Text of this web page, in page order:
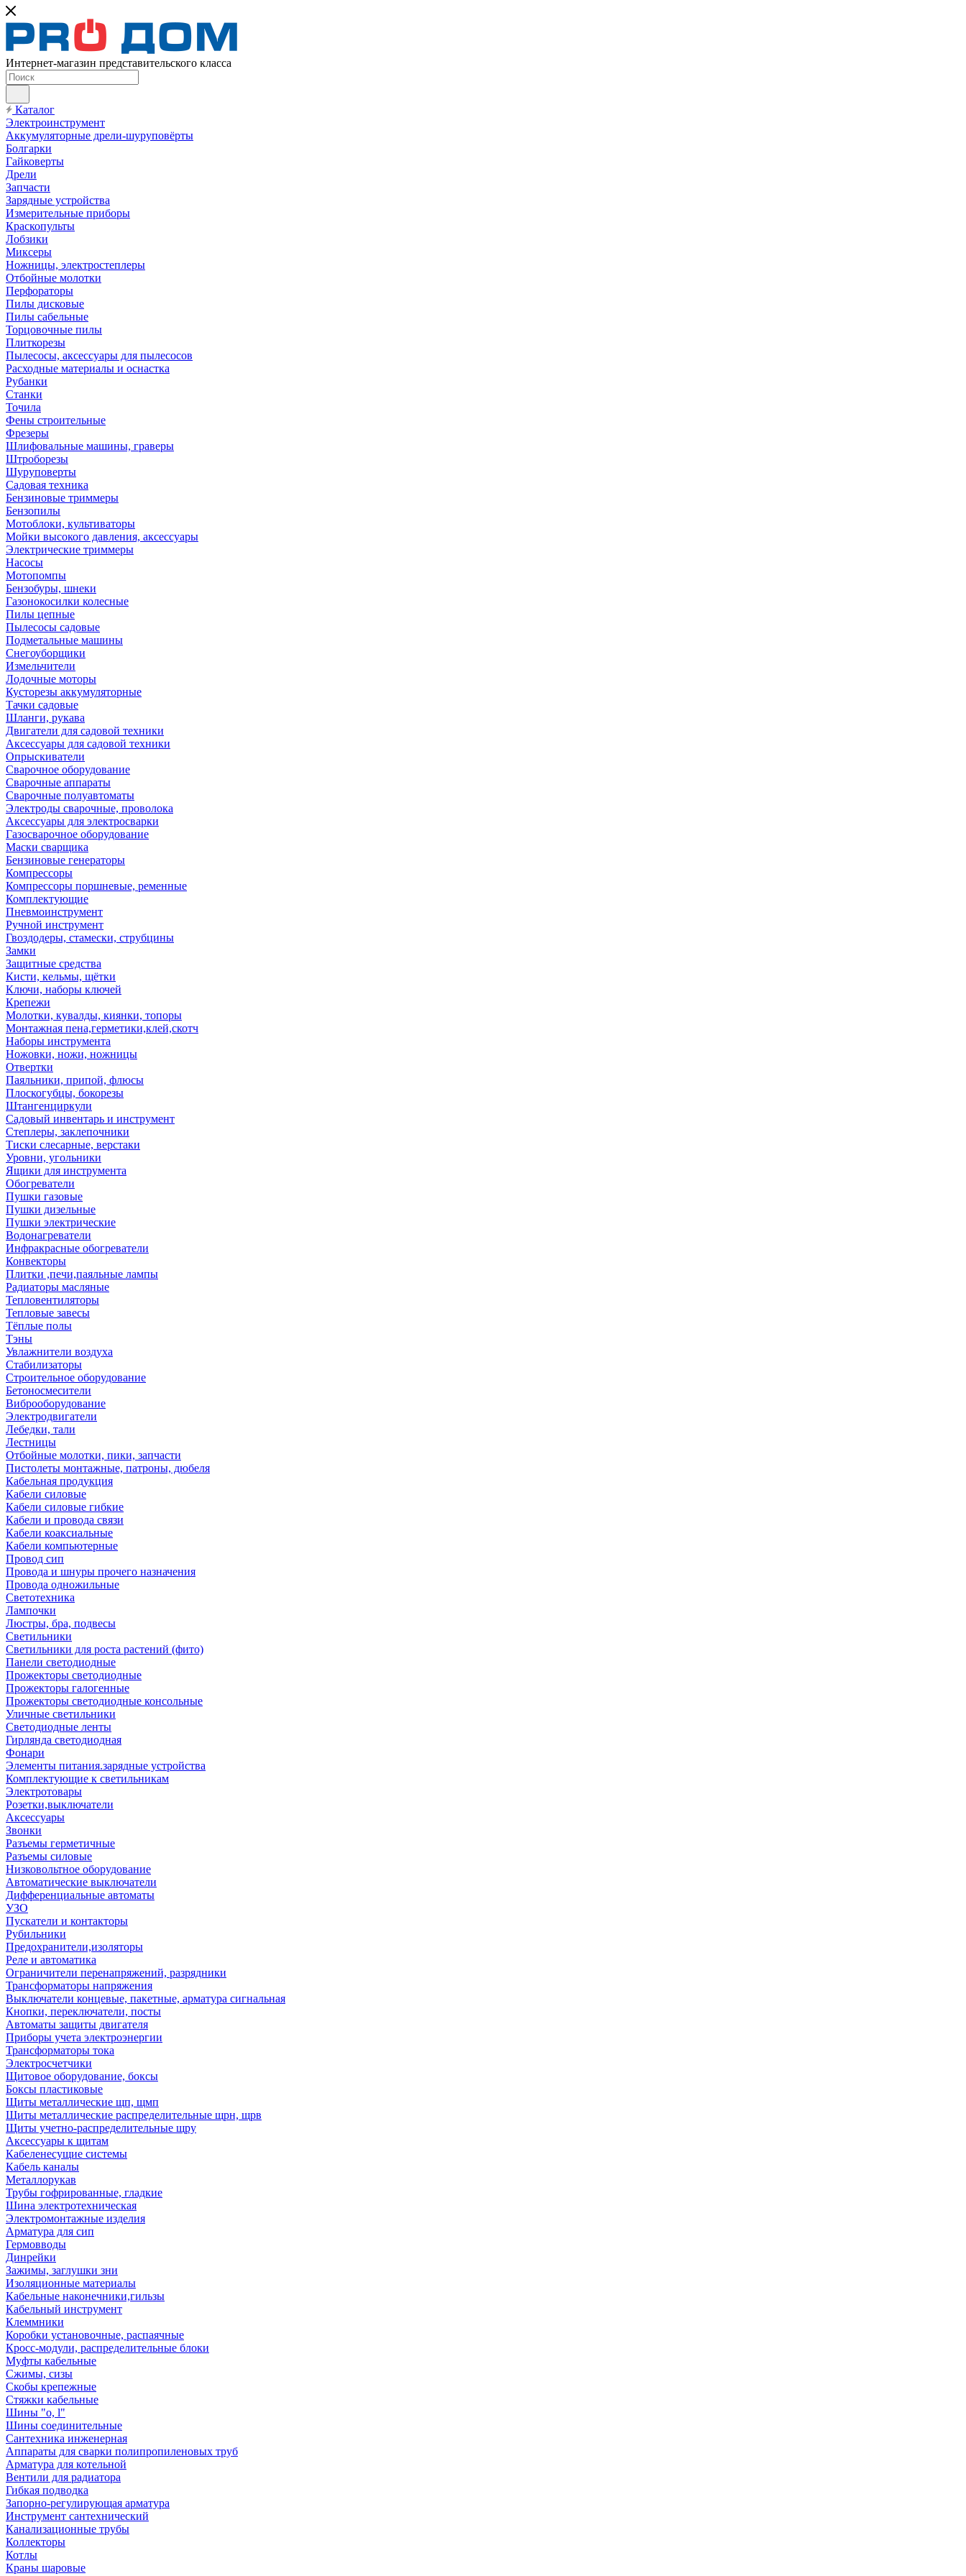
Интернет-магазин представительского класса
Каталог
Электроинструмент
Аккумуляторные дрели-шуруповёрты
Болгарки
Гайковерты
Дрели
Запчасти
Зарядные устройства
Измерительные приборы
Краскопульты
Лобзики
Миксеры
Ножницы, электростеплеры
Отбойные молотки
Перфораторы
Пилы дисковые
Пилы сабельные
Торцовочные пилы
Плиткорезы
Пылесосы, аксессуары для пылесосов
Расходные материалы и оснастка
Рубанки
Станки
Точила
Фены строительные
Фрезеры
Шлифовальные машины, граверы
Штроборезы
Шуруповерты
Садовая техника
Бензиновые триммеры
Бензопилы
Мотоблоки, культиваторы
Мойки высокого давления, аксессуары
Электрические триммеры
Насосы
Мотопомпы
Бензобуры, шнеки
Газонокосилки колесные
Пилы цепные
Пылесосы садовые
Подметальные машины
Снегоуборщики
Измельчители
Лодочные моторы
Кусторезы аккумуляторные
Тачки садовые
Шланги, рукава
Двигатели для садовой техники
Аксессуары для садовой техники
Опрыскиватели
Сварочное оборудование
Сварочные аппараты
Сварочные полуавтоматы
Электроды сварочные, проволока
Аксессуары для электросварки
Газосварочное оборудование
Маски сварщика
Бензиновые генераторы
Компрессоры
Компрессоры поршневые, ременные
Комплектующие
Пневмоинструмент
Ручной инструмент
Гвоздодеры, стамески, струбцины
Замки
Защитные средства
Кисти, кельмы, щётки
Ключи, наборы ключей
Крепежи
Молотки, кувалды, киянки, топоры
Монтажная пена,герметики,клей,скотч
Наборы инструмента
Ножовки, ножи, ножницы
Отвертки
Паяльники, припой, флюсы
Плоскогубцы, бокорезы
Штангенциркули
Садовый инвентарь и инструмент
Степлеры, заклепочники
Тиски слесарные, верстаки
Уровни, угольники
Ящики для инструмента
Обогреватели
Пушки газовые
Пушки дизельные
Пушки электрические
Водонагреватели
Инфракрасные обогреватели
Конвекторы
Плитки ,печи,паяльные лампы
Радиаторы масляные
Тепловентиляторы
Тепловые завесы
Тёплые полы
Тэны
Увлажнители воздуха
Стабилизаторы
Строительное оборудование
Бетоносмесители
Виброоборудование
Электродвигатели
Лебедки, тали
Лестницы
Отбойные молотки, пики, запчасти
Пистолеты монтажные, патроны, дюбеля
Кабельная продукция
Кабели силовые
Кабели силовые гибкие
Кабели и провода связи
Кабели коаксиальные
Кабели компьютерные
Провод сип
Провода и шнуры прочего назначения
Провода одножильные
Светотехника
Лампочки
Люстры, бра, подвесы
Светильники
Светильники для роста растений (фито)
Панели светодиодные
Прожекторы светодиодные
Прожекторы галогенные
Прожекторы светодиодные консольные
Уличные светильники
Светодиодные ленты
Гирлянда светодиодная
Фонари
Элементы питания.зарядные устройства
Комплектующие к светильникам
Электротовары
Розетки,выключатели
Аксессуары
Звонки
Разъемы герметичные
Разъемы силовые
Низковольтное оборудование
Автоматические выключатели
Дифференциальные автоматы
УЗО
Пускатели и контакторы
Рубильники
Предохранители,изоляторы
Реле и автоматика
Ограничители перенапряжений, разрядники
Трансформаторы напряжения
Выключатели концевые, пакетные, арматура сигнальная
Кнопки, переключатели, посты
Автоматы защиты двигателя
Приборы учета электроэнергии
Трансформаторы тока
Электросчетчики
Щитовое оборудование, боксы
Боксы пластиковые
Щиты металлические щп, щмп
Щиты металлические распределительные щрн, щрв
Щиты учетно-распределительные щру
Аксессуары к щитам
Кабеленесущие системы
Кабель каналы
Металлорукав
Трубы гофрированные, гладкие
Шина электротехническая
Электромонтажные изделия
Арматура для сип
Гермовводы
Динрейки
Зажимы, заглушки зни
Изоляционные материалы
Кабельные наконечники,гильзы
Кабельный инструмент
Клеммники
Коробки установочные, распаячные
Кросс-модули, распределительные блоки
Муфты кабельные
Сжимы, сизы
Скобы крепежные
Стяжки кабельные
Шины "o, l"
Шины соединительные
Сантехника инженерная
Аппараты для сварки полипропиленовых труб
Арматура для котельной
Вентили для радиатора
Гибкая подводка
Запорно-регулирующая арматура
Инструмент сантехнический
Канализационные трубы
Коллекторы
Котлы
Краны шаровые